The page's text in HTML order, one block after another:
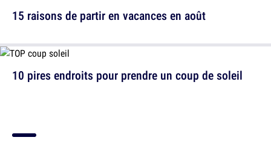
15 raisons de partir en vacances en août
10 pires endroits pour prendre un coup de soleil